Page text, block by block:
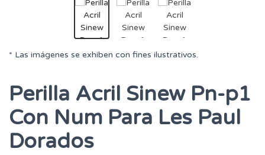
* Las imágenes se exhiben con fines ilustrativos.
Perilla Acril Sinew Pn-p1
Con Num Para Les Paul
Dorados